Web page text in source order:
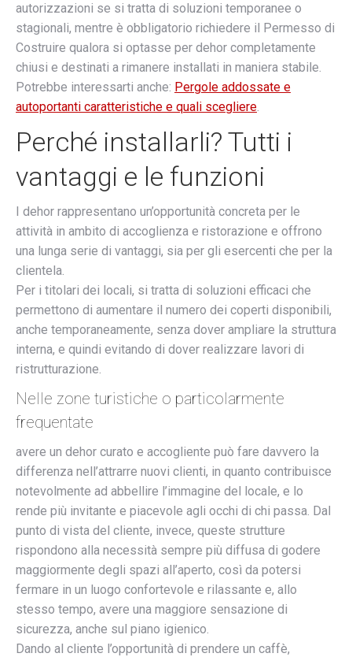
autorizzazioni se si tratta di soluzioni temporanee o
stagionali, mentre è obbligatorio richiedere il Permesso di
Costruire qualora si optasse per dehor completamente
chiusi e destinati a rimanere installati in maniera stabile.
Potrebbe interessarti anche: Pergole addossate e
autoportanti caratteristiche e quali scegliere.
Perché installarli? Tutti i
vantaggi e le funzioni
I dehor rappresentano un’opportunità concreta per le
attività in ambito di accoglienza e ristorazione e offrono
una lunga serie di vantaggi, sia per gli esercenti che per la
clientela.
Per i titolari dei locali, si tratta di soluzioni efficaci che
permettono di aumentare il numero dei coperti disponibili,
anche temporaneamente, senza dover ampliare la struttura
interna, e quindi evitando di dover realizzare lavori di
ristrutturazione.
Nelle zone turistiche o particolarmente
frequentate
avere un dehor curato e accogliente può fare davvero la
differenza nell’attrarre nuovi clienti, in quanto contribuisce
notevolmente ad abbellire l’immagine del locale, e lo
rende più invitante e piacevole agli occhi di chi passa. Dal
punto di vista del cliente, invece, queste strutture
rispondono alla necessità sempre più diffusa di godere
maggiormente degli spazi all’aperto, così da potersi
fermare in un luogo confortevole e rilassante e, allo
stesso tempo, avere una maggiore sensazione di
sicurezza, anche sul piano igienico.
Dando al cliente l’opportunità di prendere un caffè,